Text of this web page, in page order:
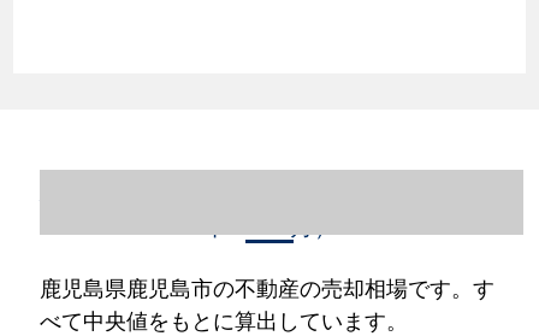
鹿児島県鹿児島市の不動産の売却相場です。す
べて中央値をもとに算出しています。